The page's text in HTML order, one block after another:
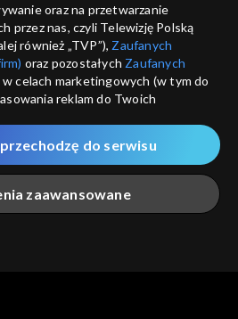
oraz na przetwarzanie
przez nas, czyli Telewizję Polską
również „TVP”), Zaufanych
oraz pozostałych Zaufanych
w celach marketingowych (w tym do
reklam do Twoich
także zgody na udostępnianie
do Google.
podczas odwiedzania przez
serwisówzwanych dalej
zapisywane za pomocą
zaawansowane
do serwisu